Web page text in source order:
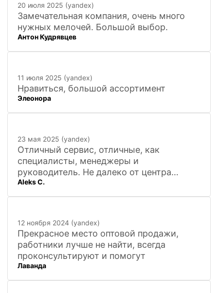
20 июля 2025 (yandex)
Замечательная компания, очень много
нужных мелочей. Большой выбор.
Антон Кудрявцев
11 июля 2025 (yandex)
Нравиться, большой ассортимент
Элеонора
23 мая 2025 (yandex)
Отличный сервис, отличные, как
специалисты, менеджеры и
руководитель. Не далеко от центра
города, 20 минут
Aleks C.
12 ноября 2024 (yandex)
Прекрасное место оптовой продажи,
работники лучше не найти, всегда
проконсультируют и помогут
Лаванда